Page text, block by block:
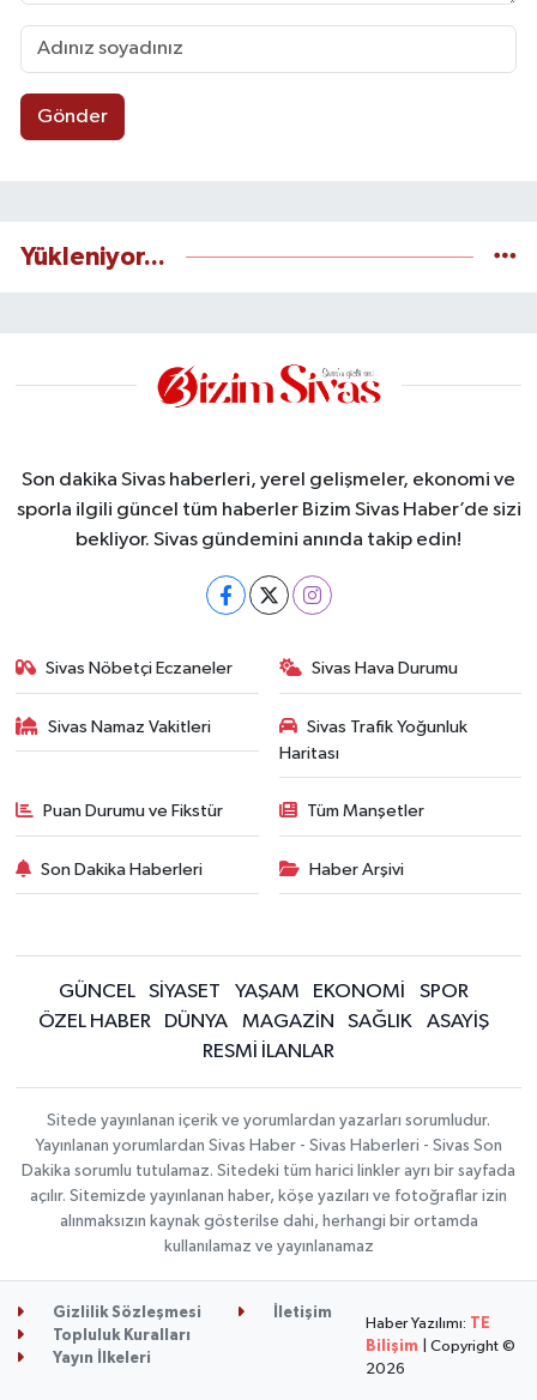
Gönder
Yükleniyor...
Son dakika Sivas haberleri, yerel gelişmeler, ekonomi ve
sporla ilgili güncel tüm haberler Bizim Sivas Haber’de sizi
bekliyor. Sivas gündemini anında takip edin!
Sivas Nöbetçi Eczaneler Sivas Hava Durumu
Sivas Namaz Vakitleri
Sivas Trafik Yoğunluk
Haritası
Puan Durumu ve Fikstür Tüm Manşetler
Son Dakika Haberleri Haber Arşivi
GÜNCEL SİYASET YAŞAM EKONOMİ
SPOR
ÖZEL HABER
DÜNYA MAGAZİN SAĞLIK
ASAYİŞ
RESMİ İLANLAR
Sitede yayınlanan içerik ve yorumlardan yazarları sorumludur.
Yayınlanan yorumlardan Sivas Haber - Sivas Haberleri - Sivas Son
Dakika sorumlu tutulamaz. Sitedeki tüm harici linkler ayrı bir sayfada
açılır. Sitemizde yayınlanan haber, köşe yazıları ve fotoğraflar izin
alınmaksızın kaynak gösterilse dahi, herhangi bir ortamda
kullanılamaz ve yayınlanamaz
Gizlilik Sözleşmesi
İletişim
Topluluk Kuralları
Yayın İlkeleri
Haber Yazılımı: TE
Bilişim | Copyright ©
2026